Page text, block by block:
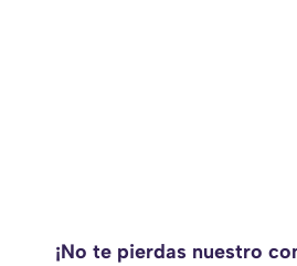
¡No te pierdas nuestro